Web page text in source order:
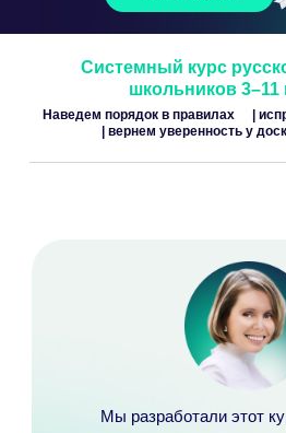
Наведем порядок в правилах
|
| вернем уверенность у
Системный курс
школьников 3–11
Мы разработали этот